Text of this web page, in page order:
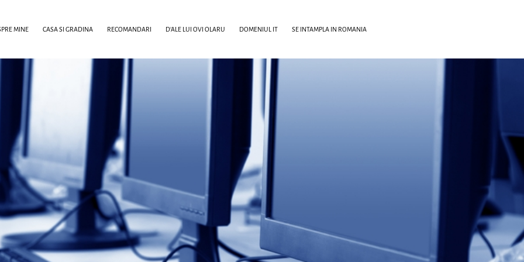
MINE CASA SI GRADINA RECOMANDARI D’ALE LUI OVI OLARU DOMENIUL IT SE INTAMPLA IN ROMANIA